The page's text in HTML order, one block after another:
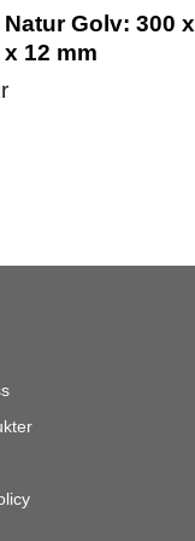
Golv: 300 x
12 mm